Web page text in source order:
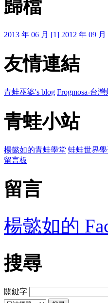
歸檔
2013 年 06 月 [1] 2012 年 09
友情連結
青蛙巫婆's blog Frogmosa-台
青蛙小站
楊懿如的青蛙學堂 蛙蛙世界學
留言板
留言
楊懿如的
搜尋
關鍵字